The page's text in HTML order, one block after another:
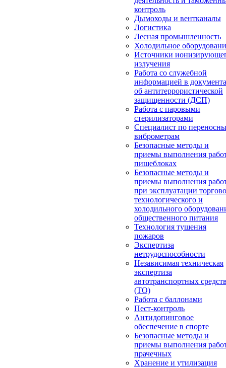
контроль
Дымоходы и вентканалы
Логистика
Лесная промышленность
Холодильное
Источники
излучения
Работа со служебной
информацией в
об антитеррористической
защищенности (ДСП)
Работа с паровыми
стерилизаторами
Специалист по
виброметрам
Безопасные методы и
приемы выполнения
пищеблоках
Безопасные методы и
приемы выполнения
при эксплуатации
технологического и
холодильного
общественного питания
Технология тушения
пожаров
Экспертиза
нетрудоспособности
Независимая техническая
экспертиза
автотранспортных
(ТО)
Работа с баллонами
Пест-контроль
Антидопинговое
обеспечение в спорте
Безопасные методы и
приемы выполнения
прачечных
Хранение и утилизация